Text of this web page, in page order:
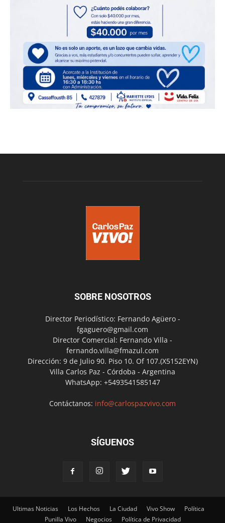
SOBRE NOSOTROS
Director Periodístico: Fernando Agüero -
fgaguero@gmail.com
Director Comercial: Fernando Villa -
fernando.villa@fmazul.com
Dirección: 9 de Julio 90. Piso 10. Of 107.(X5152EYN)
Villa Carlos Paz - Córdoba - Argentina
WhatsApp: +5493541585147
Contáctanos: info@carlospazvivo.com
SÍGUENOS
Ultimas Noticias Los Hechos La Ciudad Vivo Show
Política
Punilla Vivo
Negocios Política de Privacidad